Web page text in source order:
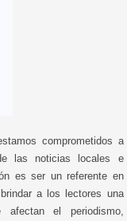
comprometidos a
las noticias locales e
es ser un referente en
a los lectores una
afectan el periodismo,